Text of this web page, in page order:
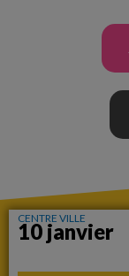
CENTRE VILLE
10 janvier